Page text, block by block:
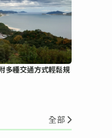
多種交通方式輕鬆規
全部